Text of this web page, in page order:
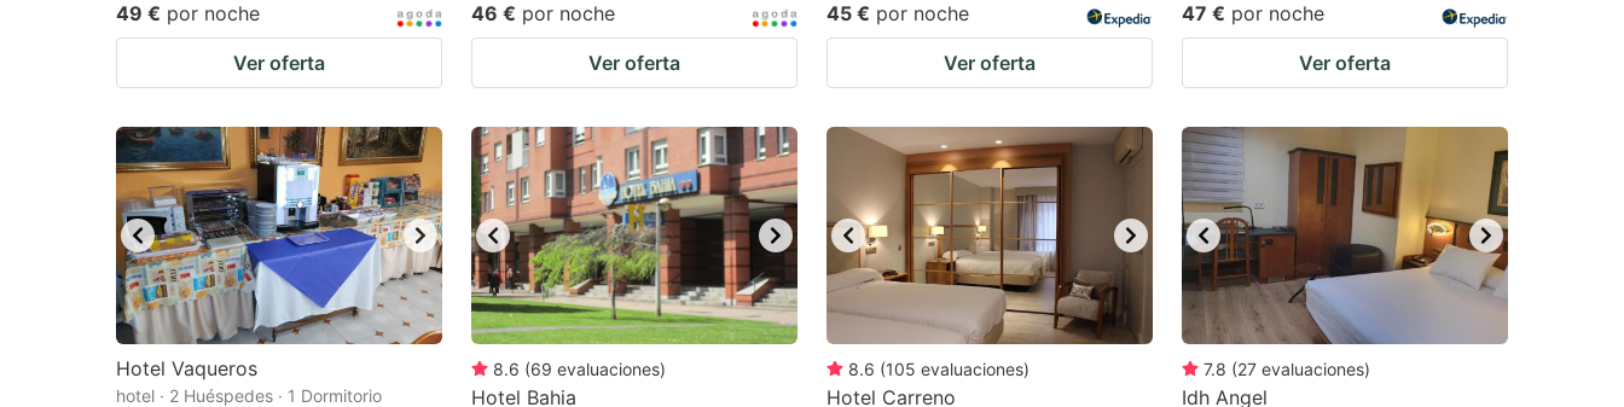
49 € por noche
Ver oferta
46 € por noche
Ver oferta
45 € por noche
Ver oferta
47 € por noche
Ver oferta
Hotel Vaqueros
hotel · 2 Huéspedes · 1 Dormitorio
8.6 (69 evaluaciones)
Hotel Bahia
8.6 (105 evaluaciones)
Hotel Carreno
7.8 (27 evaluaciones)
Idh Angel